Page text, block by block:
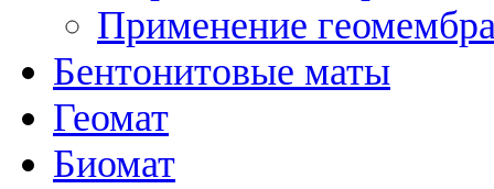
Применение
Бентонитовые маты
Геомат
Биомат